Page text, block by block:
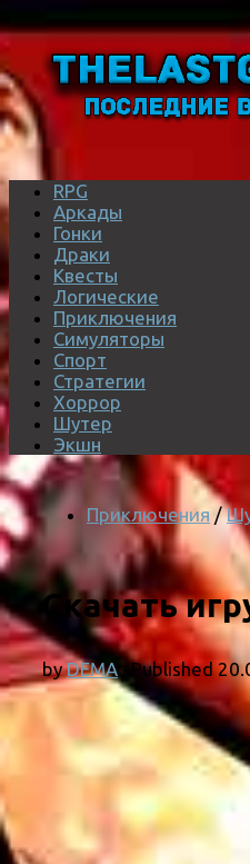
RPG
Аркады
Гонки
Драки
Квесты
Логические
Приключения
Симуляторы
Спорт
Стратегии
Хоррор
Шутер
Экшн
Приключения /
Скачать
byDEMA · Published